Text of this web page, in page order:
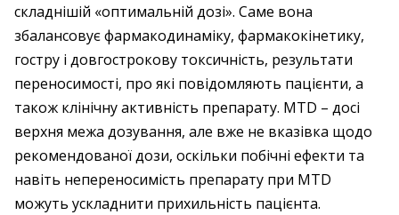
складнішій «оптимальній дозі». Саме вона
збалансовує фармакодинаміку, фармакокінетику,
гостру і довгострокову токсичність, результати
переносимості, про які повідомляють пацієнти, а
також клінічну активність препарату. MTD – досі
верхня межа дозування, але вже не вказівка щодо
рекомендованої дози, оскільки побічні ефекти та
навіть непереносимість препарату при MTD
можуть ускладнити прихильність пацієнта.